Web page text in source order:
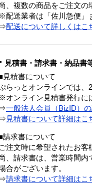
、複数の商品をご注文の
※配送業者は「佐川急便」
⇒配送について詳しくはこ
見積書・請求書・納品書
見積書について
らっとオンラインでは、
※オンライン見積書発行に
⇒一般法人会員（BizID）
⇒ 見積書について詳細はこ
請求書について
ご注文時に希望されたお客
、請求書は、営業時間
合がございます。
⇒請求書について詳細はこ